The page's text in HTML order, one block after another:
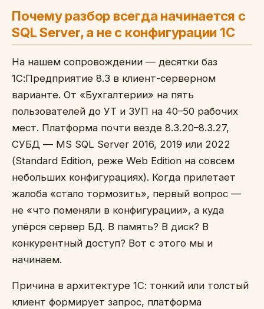
Почему разбор всегда начинается с
SQL Server, а не с конфигурации 1С
На нашем сопровождении — десятки баз
1С:Предприятие 8.3 в клиент-серверном
варианте. От «Бухгалтерии» на пять
пользователей до УТ и ЗУП на 40–50 рабочих
мест. Платформа почти везде 8.3.20–8.3.27,
СУБД — MS SQL Server 2016, 2019 или 2022
(Standard Edition, реже Web Edition на совсем
небольших конфигурациях). Когда прилетает
жалоба «стало тормозить», первый вопрос —
не «что поменяли в конфигурации», а куда
упёрся сервер БД. В память? В диск? В
конкурентный доступ? Вот с этого мы и
начинаем.
Причина в архитектуре 1С: тонкий или толстый
клиент формирует запрос, платформа